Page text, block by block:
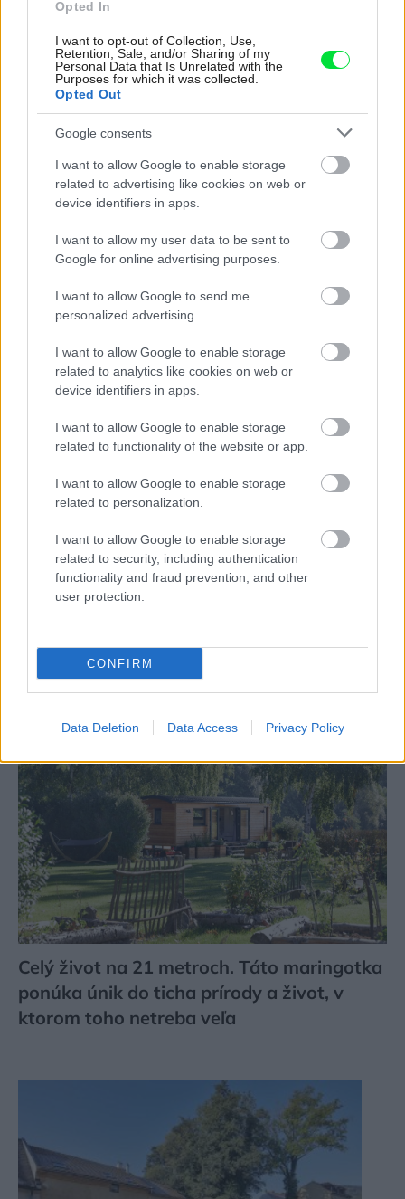
Opted In
I want to opt-out of Collection, Use,
Retention, Sale, and/or Sharing of my
Personal Data that Is Unrelated with the
Purposes for which it was collected.
Opted Out
Google consents
I want to allow Google to enable storage
related to advertising like cookies on web or
device identifiers in apps.
I want to allow my user data to be sent to
Google for online advertising purposes.
I want to allow Google to send me
personalized advertising.
I want to allow Google to enable storage
related to analytics like cookies on web or
device identifiers in apps.
I want to allow Google to enable storage
related to functionality of the website or app.
I want to allow Google to enable storage
related to personalization.
I want to allow Google to enable storage
related to security, including authentication
functionality and fraud prevention, and other
user protection.
CONFIRM
Data Deletion Data Access Privacy Policy
Pridajte túto surovinu do prania, obliečky
budú hladšie a pevnejšie. Starý trik z
hotelov poznali už naše babičky
svoj život i pre vnúčatá
Celý život na 21 metroch. Táto maringotka
ponúka únik do ticha prírody a život, v
ktorom toho netreba veľa